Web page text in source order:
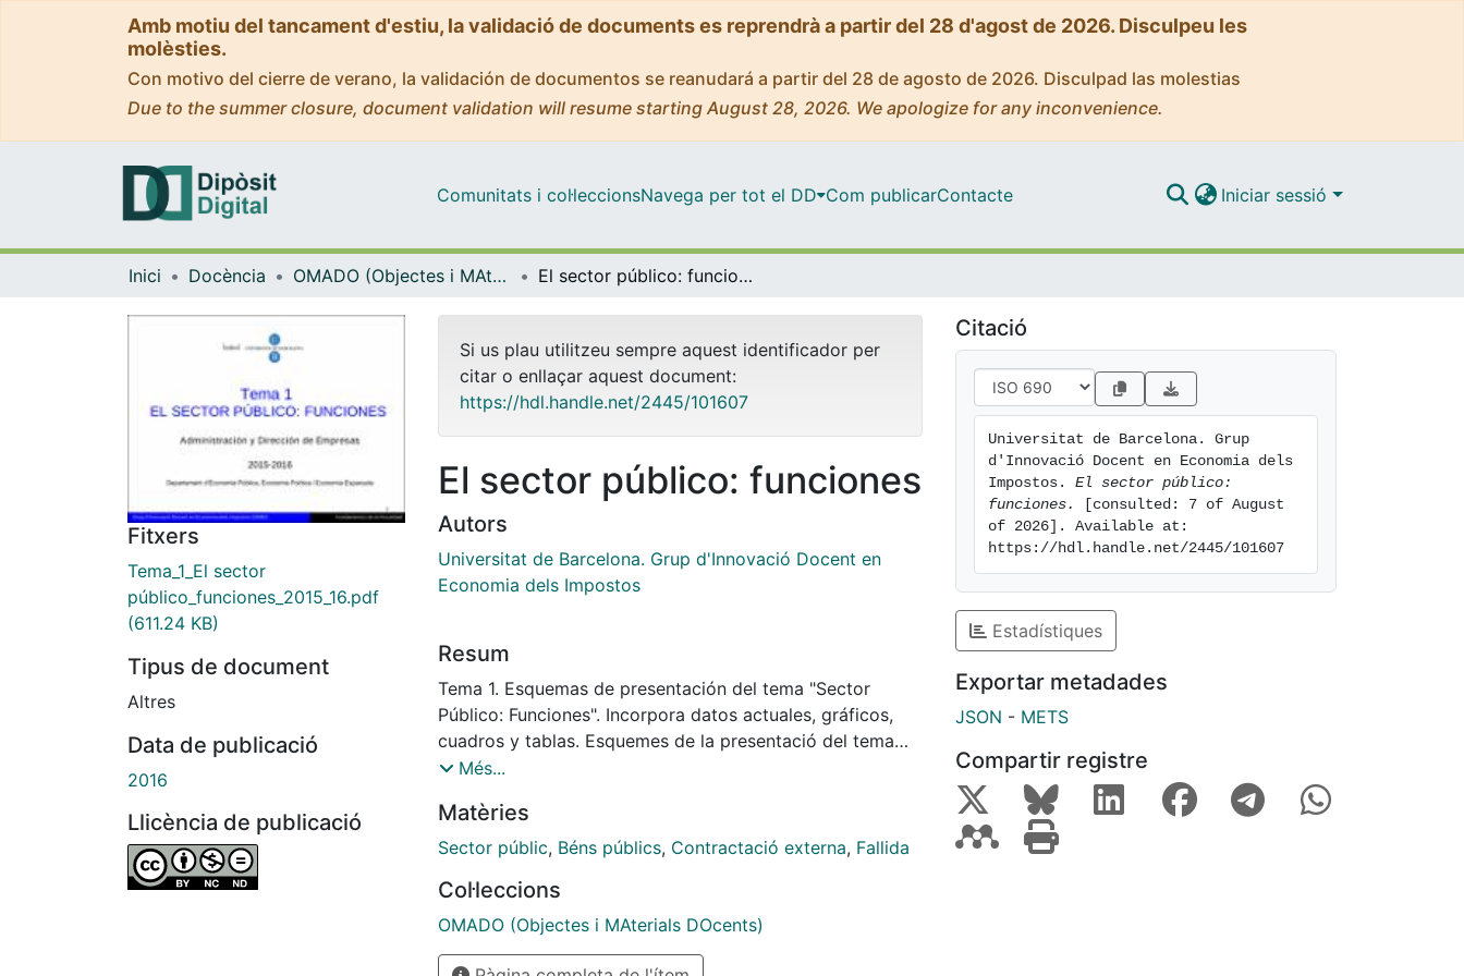
Amb motiu del tancament d'estiu, la validació de documents es reprendrà a partir del 28 d'agost de 2026. Disculpeu les
molèsties.
Con motivo del cierre de verano, la validación de documentos se reanudará a partir del 28 de agosto de 2026. Disculpad las molestias
Due to the summer closure, document validation will resume starting August 28, 2026. We apologize for any inconvenience.
Comunitats i col·leccionsNavega per tot el DD Com publicarContacte Iniciar sessió
Inici Docència OMADO (Objectes i MAterials DOcents) El sector público: funciones
Fitxers
Tema_1_El sector
público_funciones_2015_16.pdf
(611.24 KB)
Tipus de document
Altres
Data de publicació
2016
Llicència de publicació
Si us plau utilitzeu sempre aquest identificador per
citar o enllaçar aquest document:
https://hdl.handle.net/2445/101607
El sector público: funciones
Autors
Universitat de Barcelona. Grup d'Innovació Docent en
Economia dels Impostos
Resum
Tema 1. Esquemas de presentación del tema "Sector
Público: Funciones". Incorpora datos actuales, gráficos,
cuadros y tablas. Esquemes de la presentació del tema
"Sector Públic: Funcions". Incorpora dades actuals, gràfics,
Més...
Matèries
Sector públic, Béns públics, Contractació externa, Fallida
Col·leccions
OMADO (Objectes i MAterials DOcents)
Citació
Universitat de Barcelona. Grup
d'Innovació Docent en Economia dels
Impostos. El sector público:
funciones.
[consulted: 7 of August
of 2026]. Available at:
https://hdl.handle.net/2445/101607
Estadístiques
Exportar metadades
JSON - METS
Compartir registre